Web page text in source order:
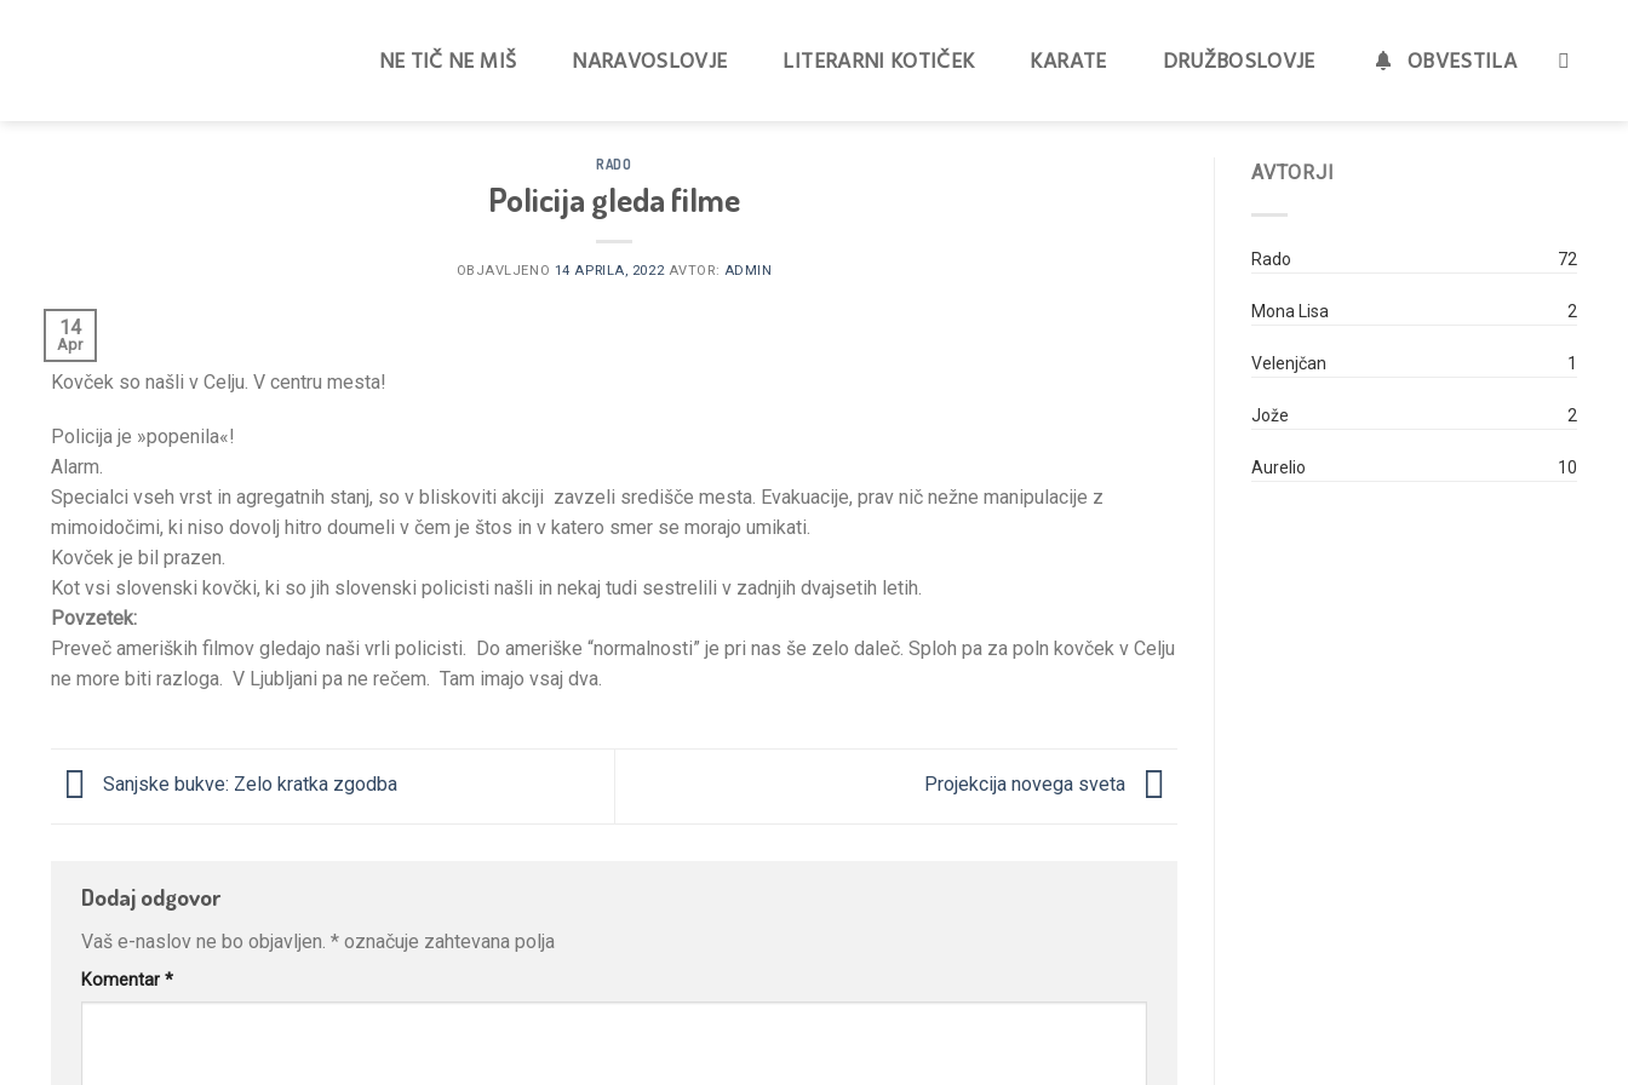
NE TIČ NE MIŠ NARAVOSLOVJE LITERARNI KOTIČEK KARATE DRUŽBOSLOVJE OBVESTILA
RADO
Policija gleda filme
OBJAVLJENO 14 APRILA, 2022 AVTOR: ADMIN
14
Apr
Kovček so našli v Celju. V centru mesta!
Policija je »popenila«!
Alarm.
Specialci vseh vrst in agregatnih stanj, so v bliskoviti akciji zavzeli središče mesta. Evakuacije, prav nič nežne manipulacije z
mimoidočimi, ki niso dovolj hitro doumeli v čem je štos in v katero smer se morajo umikati.
Kovček je bil prazen.
Kot vsi slovenski kovčki, ki so jih slovenski policisti našli in nekaj tudi sestrelili v zadnjih dvajsetih letih.
Povzetek:
Preveč ameriških filmov gledajo naši vrli policisti. Do ameriške “normalnosti” je pri nas še zelo daleč. Sploh pa za poln kovček v Celju
ne more biti razloga. V Ljubljani pa ne rečem. Tam imajo vsaj dva.
Sanjske bukve: Zelo kratka zgodba Projekcija novega sveta
Dodaj odgovor
Vaš e-naslov ne bo objavljen. * označuje zahtevana polja
Komentar *
AVTORJI
Rado 72
Mona Lisa 2
Velenjčan 1
Jože 2
Aurelio 10